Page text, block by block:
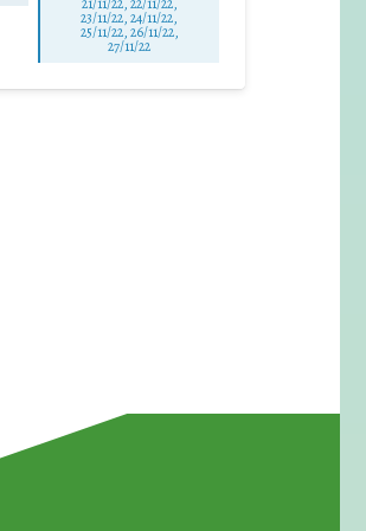
21/11/22, 22/11/22,
23/11/22, 24/11/22,
25/11/22, 26/11/22,
27/11/22